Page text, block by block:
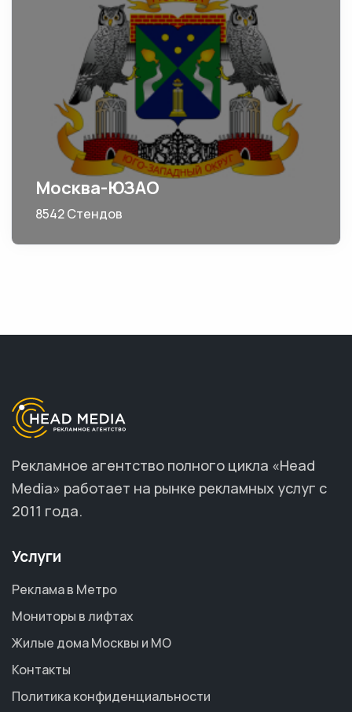
Москва-ЮЗАО
8542 Стендов
Рекламное агентство полного цикла «Head
Media» работает на рынке рекламных услуг с
2011 года.
Услуги
Реклама в Метро
Мониторы в лифтах
Жилые дома Москвы и МО
Контакты
Политика конфиденциальности